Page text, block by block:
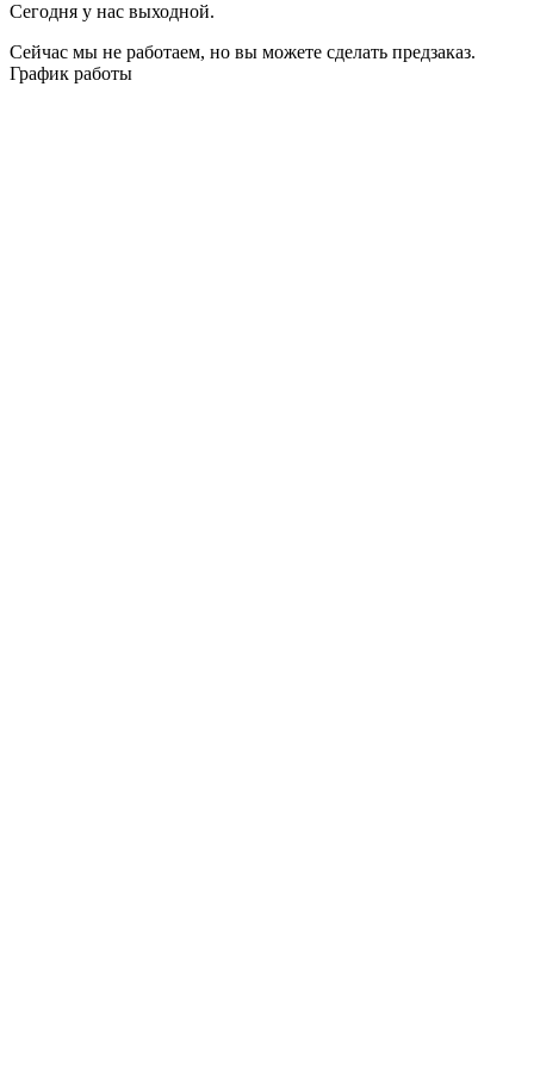
Сегодня у нас выходной.
Сейчас мы не работаем, но вы можете сделать предзаказ.
График работы